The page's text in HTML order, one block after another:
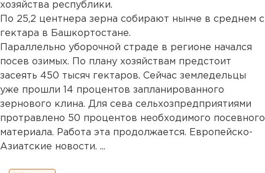
хозяйства республики.
По 25,2 центнера зерна собирают нынче в среднем с
гектара в Башкортостане.
Параллельно уборочной страде в регионе начался
посев озимых. По плану хозяйствам предстоит
засеять 450 тысяч гектаров. Сейчас земледельцы
уже прошли 14 процентов запланированного
зернового клина. Для сева сельхозпредприятиями
протравлено 50 процентов необходимого посевного
материала. Работа эта продолжается. Европейско-
Азиатские новости. ...